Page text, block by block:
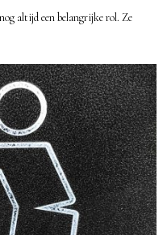
altijd een belangrijke rol. Ze